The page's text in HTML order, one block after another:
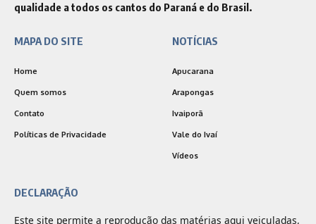
qualidade a todos os cantos do Paraná e do Brasil.
MAPA DO SITE
Home
Quem somos
Contato
Políticas de Privacidade
NOTÍCIAS
Apucarana
Arapongas
Ivaiporã
Vale do Ivaí
Vídeos
DECLARAÇÃO
Este site permite a reprodução das matérias aqui veiculadas,